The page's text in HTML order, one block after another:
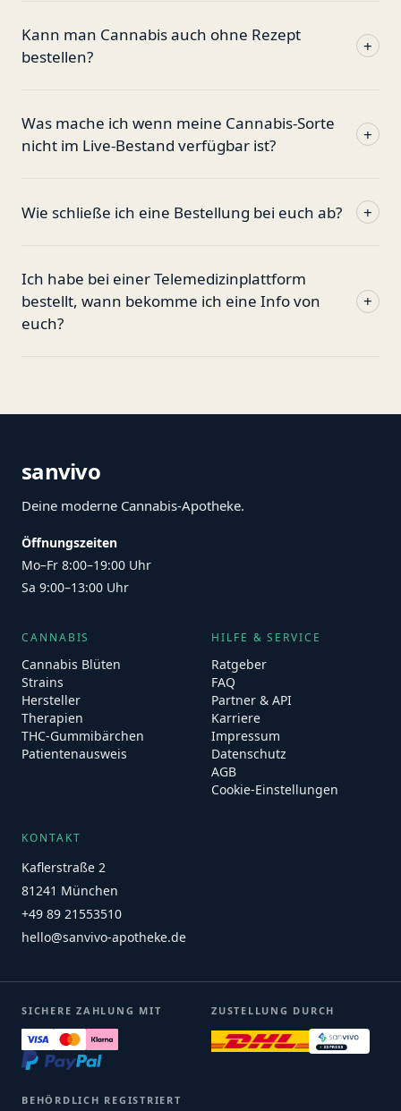
Kann man Cannabis auch ohne Rezept
bestellen?
+
Was mache ich wenn meine Cannabis-Sorte
nicht im Live-Bestand verfügbar ist?
+
Wie schließe ich eine Bestellung bei euch ab? +
Ich habe bei einer Telemedizinplattform
bestellt, wann bekomme ich eine Info von
euch?
+
sanvivo
Deine moderne Cannabis-Apotheke.
Öffnungszeiten
Mo–Fr 8:00–19:00 Uhr
Sa 9:00–13:00 Uhr
CANNABIS
Cannabis Blüten
Strains
Hersteller
Therapien
THC-Gummibärchen
Patientenausweis
HILFE & SERVICE
Ratgeber
FAQ
Partner & API
Karriere
Impressum
Datenschutz
AGB
Cookie-Einstellungen
KONTAKT
Kaflerstraße 2
81241 München
+49 89 21553510
hello@sanvivo-apotheke.de
SICHERE ZAHLUNG MIT ZUSTELLUNG DURCH
BEHÖRDLICH REGISTRIERT